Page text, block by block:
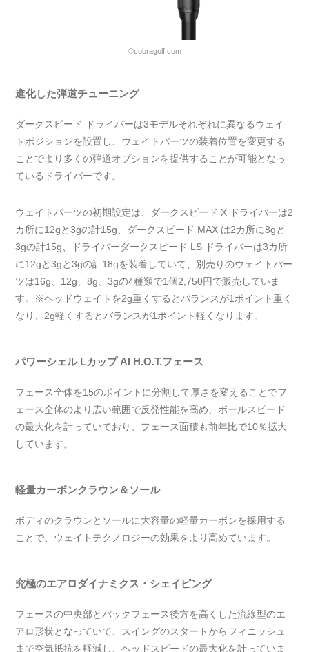
©cobragolf.com
進化した弾道チューニング
ダークスピード ドライバーは3モデルそれぞれに異なるウェイ
トポジションを設置し、ウェイトパーツの装着位置を変更する
ことでより多くの弾道オプションを提供することが可能となっ
ているドライバーです。
ウェイトパーツの初期設定は、ダークスピード X ドライバーは2
カ所に12gと3gの計15g、ダークスピード MAX は2カ所に8gと
3gの計15g、ドライバーダークスピード LS ドライバーは3カ所
に12gと3gと3gの計18gを装着していて、別売りのウェイトパー
ツは16g、12g、8g、3gの4種類で1個2,750円で販売していま
す。※ヘッドウェイトを2g重くするとバランスが1ポイント重く
なり、2g軽くするとバランスが1ポイント軽くなります。
パワーシェル Lカップ AI H.O.T.フェース
フェース全体を15のポイントに分割して厚さを変えることでフ
ェース全体のより広い範囲で反発性能を高め、ボールスピード
の最大化を計っていており、フェース面積も前年比で10％拡大
しています。
軽量カーボンクラウン＆ソール
ボディのクラウンとソールに大容量の軽量カーボンを採用する
ことで、ウェイトテクノロジーの効果をより高めています。
究極のエアロダイナミクス・シェイピング
フェースの中央部とバックフェース後方を高くした流線型のエ
アロ形状となっていて、スイングのスタートからフィニッシュ
まで空気抵抗を軽減し、ヘッドスピードの最大化を計っていま